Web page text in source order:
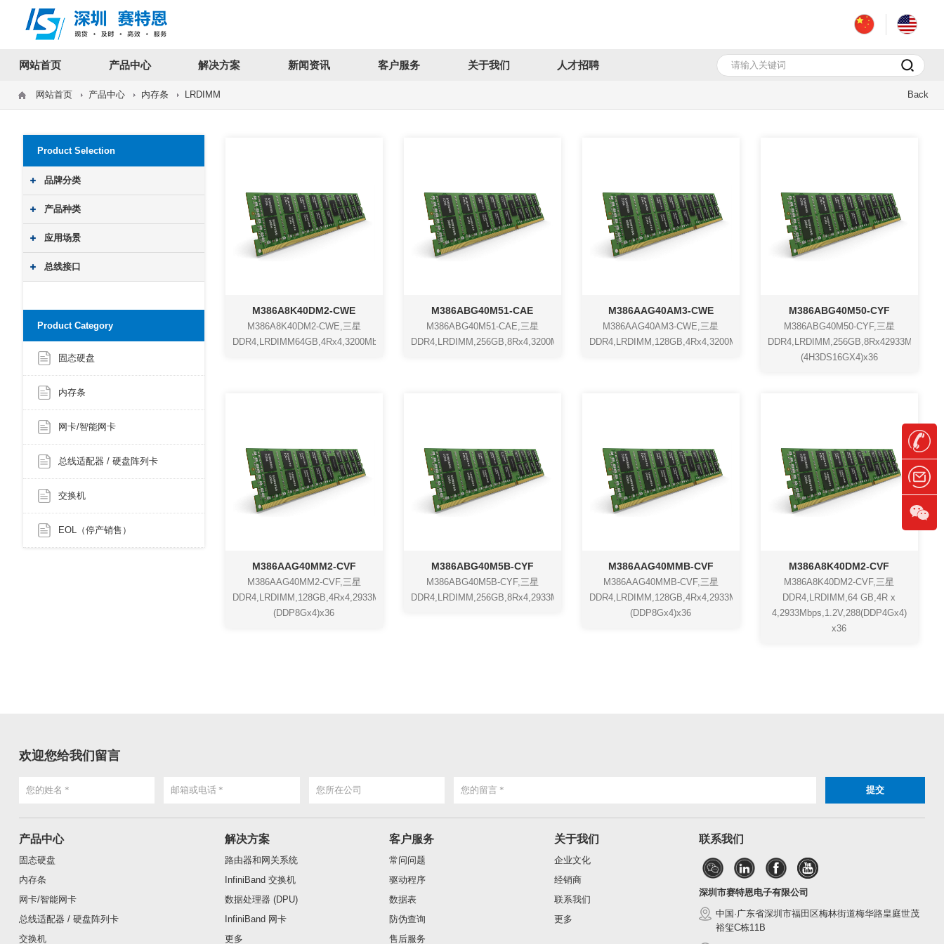
网站首页 产品中心 解决方案 新闻资讯 客户服务 关于我们 人才招聘
Back
网站首页 产品中心 内存条 LRDIMM
Product Selection
品牌分类
产品种类
应用场景
总线接口
Product Category
固态硬盘
内存条
网卡/智能网卡
总线适配器 / 硬盘阵列卡
交换机
EOL（停产销售）
M386A8K40DM2-CWE
M386A8K40DM2-CWE,三星
DDR4,LRDIMM64GB,4Rx4,3200Mbps,1.2V,288(DDP4Gx4)x36
M386ABG40M51-CAE
M386ABG40M51-CAE,三星
DDR4,LRDIMM,256GB,8Rx4,3200Mbps1.2V,288(4H3DS16Gx4)x36
M386AAG40AM3-CWE
M386AAG40AM3-CWE,三星
DDR4,LRDIMM,128GB,4Rx4,3200Mbps,1.2V,288(DDP8Gx4)x36
M386ABG40M50-CYF
M386ABG40M50-CYF,三星
(4H3DS16GX4)x36
M386AAG40MM2-CVF
M386AAG40MM2-CVF,三星
DDR4,LRDIMM,128GB,4Rx4,2933Mbps,1.2V,288,
(DDP8Gx4)x36
M386ABG40M5B-CYF
M386ABG40M5B-CYF,三星
DDR4,LRDIMM,256GB,8Rx4,2933Mbps,1.2V,288(4H3DS16Gx4)x36
M386AAG40MMB-CVF
M386AAG40MMB-CVF,三星
DDR4,LRDIMM,128GB,4Rx4,2933Mbps,1.2V,288,
(DDP8Gx4)x36
M386A8K40DM2-CVF
M386A8K40DM2-CVF,三星
DDR4,LRDIMM,64 GB,4R x
4,2933Mbps,1.2V,288(DDP4Gx4)
x36
欢迎您给我们留言
产品中心
固态硬盘
内存条
网卡/智能网卡
总线适配器 / 硬盘阵列卡
交换机
解决方案
路由器和网关系统
InfiniBand 交换机
数据处理器 (DPU)
InfiniBand 网卡
更多
客户服务
常问问题
驱动程序
数据表
防伪查询
售后服务
关于我们
企业文化
经销商
联系我们
更多
联系我们
深圳市赛特恩电子有限公司
中国·广东省深圳市福田区梅林街道梅华路皇庭世茂
裕玺C栋11B